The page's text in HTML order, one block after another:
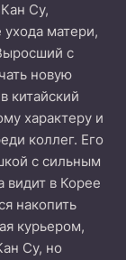
Су,
матери,
с
новую
китайский
характеру и
коллег. Его
с сильным
видит в Корее
накопить
курьером,
Су, но